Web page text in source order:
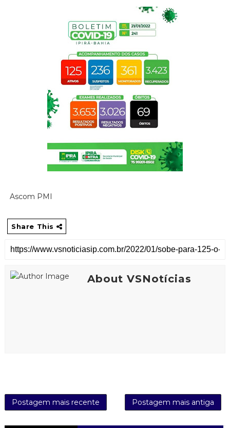
Ascom PMI
Share This
About VSNotícias
Postagem mais recente Postagem mais antiga